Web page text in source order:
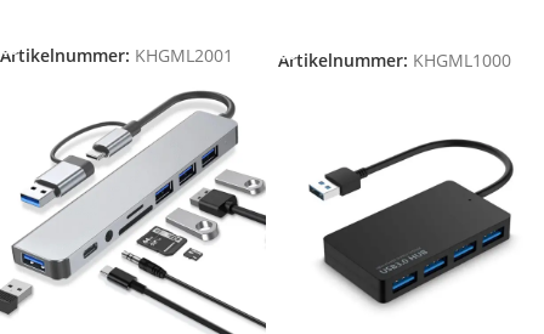
Artikelnummer: KHGML2001
Artikelnummer: KHGML1000